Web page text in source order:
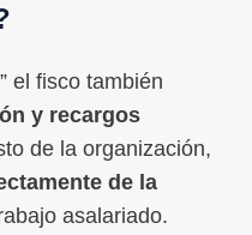
el fisco también
y recargos
de la organización,
de la
asalariado.